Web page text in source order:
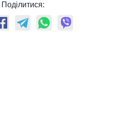
Поділитися: